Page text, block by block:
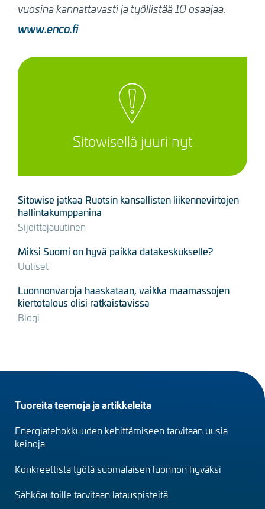
vuosina kannattavasti ja työllistää 10 osaajaa.
www.enco.fi
Sitowisellä juuri nyt
Sitowise jatkaa Ruotsin kansallisten liikennevirtojen
hallintakumppanina
Sijoittajauutinen
Miksi Suomi on hyvä paikka datakeskukselle?
Uutiset
Luonnonvaroja haaskataan, vaikka maamassojen
kiertotalous olisi ratkaistavissa
Blogi
Footer
menu
(fi)
Tuoreita teemoja ja artikkeleita
Energiatehokkuuden kehittämiseen tarvitaan uusia
keinoja
Konkreettista työtä suomalaisen luonnon hyväksi
Sähköautoille tarvitaan latauspisteitä